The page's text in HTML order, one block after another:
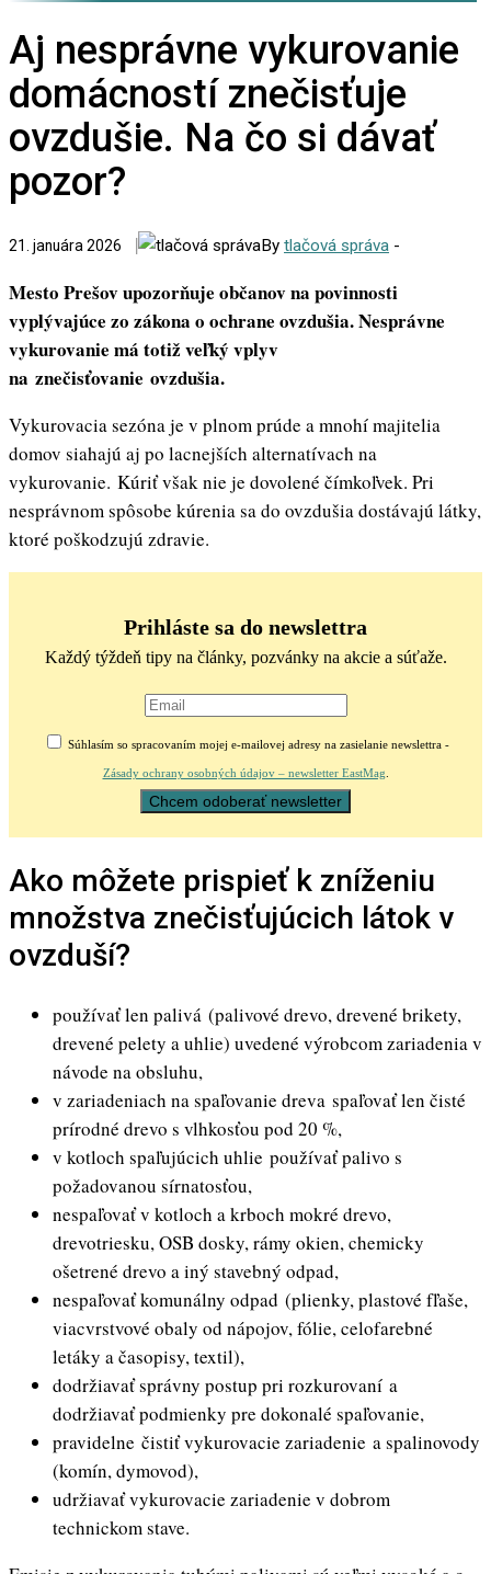
Aj nesprávne vykurovanie
domácností znečisťuje
ovzdušie. Na čo si dávať
pozor?
21. januára 2026 By tlačová správa -
Mesto Prešov upozorňuje občanov na povinnosti
vyplývajúce zo zákona o ochrane ovzdušia. Nesprávne
vykurovanie má totiž veľký vplyv
na znečisťovanie ovzdušia.
Vykurovacia sezóna je v plnom prúde a mnohí majitelia
domov siahajú aj po lacnejších alternatívach na
vykurovanie. Kúriť však nie je dovolené čímkoľvek. Pri
nesprávnom spôsobe kúrenia sa do ovzdušia dostávajú látky,
ktoré poškodzujú zdravie.
Prihláste sa do newslettra
Každý týždeň tipy na články, pozvánky na akcie a súťaže.
Súhlasím so spracovaním mojej e-mailovej adresy na zasielanie newslettra -
Zásady ochrany osobných údajov – newsletter EastMag
Ako môžete prispieť k zníženiu
množstva znečisťujúcich látok v
ovzduší?
používať len palivá (palivové drevo, drevené brikety,
drevené pelety a uhlie) uvedené výrobcom zariadenia v
návode na obsluhu,
v zariadeniach na spaľovanie dreva spaľovať len čisté
prírodné drevo s vlhkosťou pod 20 %,
v kotloch spaľujúcich uhlie používať palivo s
požadovanou sírnatosťou,
nespaľovať v kotloch a krboch mokré drevo,
drevotriesku, OSB dosky, rámy okien, chemicky
ošetrené drevo a iný stavebný odpad,
nespaľovať komunálny odpad (plienky, plastové fľaše,
viacvrstvové obaly od nápojov, fólie, celofarebné
letáky a časopisy, textil),
dodržiavať správny postup pri rozkurovaní a
dodržiavať podmienky pre dokonalé spaľovanie,
pravidelne čistiť vykurovacie zariadenie a spalinovody
(komín, dymovod),
udržiavať vykurovacie zariadenie v dobrom
technickom stave.